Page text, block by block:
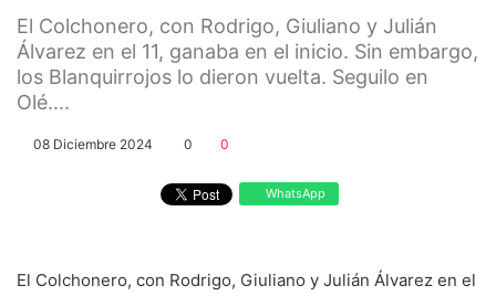
El Colchonero, con Rodrigo, Giuliano y Julián
Álvarez en el 11, ganaba en el inicio. Sin embargo,
los Blanquirrojos lo dieron vuelta. Seguilo en
Olé....
08 Diciembre 2024 0 0
WhatsApp
El Colchonero, con Rodrigo, Giuliano y Julián Álvarez en el